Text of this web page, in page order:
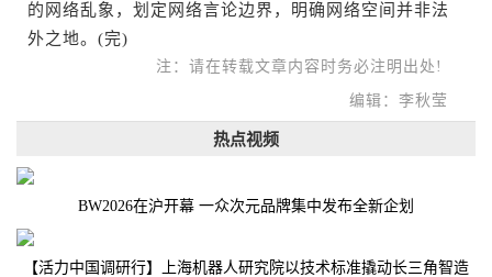
的网络乱象，划定网络言论边界，明确网络空间并非法
外之地。(完)
注：请在转载文章内容时务必注明出处!
编辑：李秋莹
热点视频
BW2026在沪开幕 一众次元品牌集中发布全新企划
【活力中国调研行】上海机器人研究院以技术标准撬动长三角智造